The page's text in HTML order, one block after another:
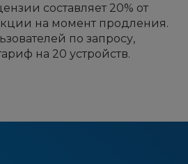
составляет 20% от
на момент продления.
по запросу,
на 20 устройств.